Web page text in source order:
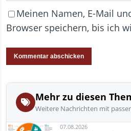
Meinen Namen, E-Mail
Browser speichern, bis ich
Mehr zu diesen
Weitere Nachrichten mit
07.08.2026